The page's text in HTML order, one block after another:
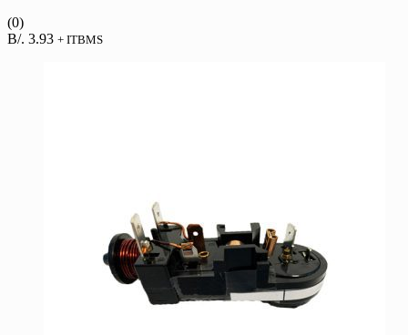
(0)
B/. 3.93 + ITBMS